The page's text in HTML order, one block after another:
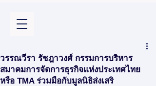
วรรณวีรา รัชฎาวงศ์ กรรมการบริหาร
สมาคมการจัดการธุรกิจแห่งประเทศไทย
หรือ TMA ร่วมมือกับมูลนิธิส่งเสริ